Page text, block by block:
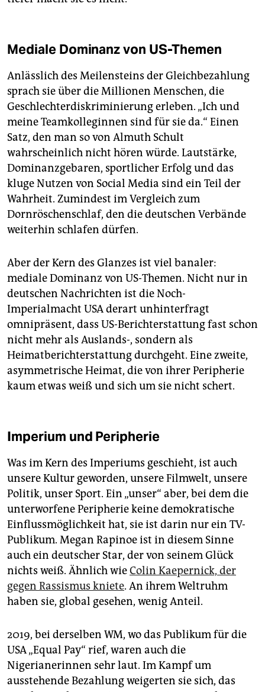
Mediale Dominanz von US-Themen
Anlässlich des Meilensteins der Gleichbezahlung
sprach sie über die Millionen Menschen, die
Geschlechterdiskriminierung erleben. „Ich und
meine Teamkolleginnen sind für sie da.“ Einen
Satz, den man so von Almuth Schult
wahrscheinlich nicht hören würde. Lautstärke,
Dominanzgebaren, sportlicher Erfolg und das
kluge Nutzen von Social Media sind ein Teil der
Wahrheit. Zumindest im Vergleich zum
Dornröschenschlaf, den die deutschen Verbände
weiterhin schlafen dürfen.
Aber der Kern des Glanzes ist viel banaler:
mediale Dominanz von US-Themen. Nicht nur in
deutschen Nachrichten ist die Noch-
Imperialmacht USA derart unhinterfragt
omnipräsent, dass US-Berichterstattung fast schon
nicht mehr als Auslands-, sondern als
Heimatberichterstattung durchgeht. Eine zweite,
asymmetrische Heimat, die von ihrer Peripherie
kaum etwas weiß und sich um sie nicht schert.
Imperium und Peripherie
Was im Kern des Imperiums geschieht, ist auch
unsere Kultur geworden, unsere Filmwelt, unsere
Politik, unser Sport. Ein „unser“ aber, bei dem die
unterworfene Peripherie keine demokratische
Einflussmöglichkeit hat, sie ist darin nur ein TV-
Publikum. Megan Rapinoe ist in diesem Sinne
auch ein deutscher Star, der von seinem Glück
nichts weiß. Ähnlich wieColin Kaepernick, der
gegen Rassismus kniete. An ihrem Weltruhm
haben sie, global gesehen, wenig Anteil.
2019, bei derselben WM, wo das Publikum für die
USA „Equal Pay“ rief, waren auch die
Nigerianerinnen sehr laut. Im Kampf um
ausstehende Bezahlung weigerten sie sich, das